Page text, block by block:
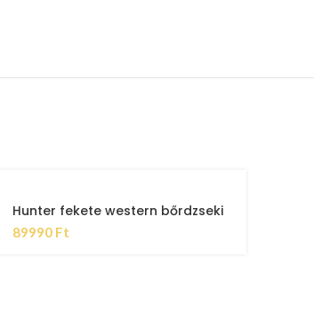
Hunter fekete western bőrdzseki
89990 Ft